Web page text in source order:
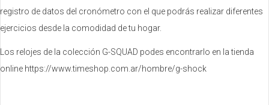
registro de datos del cronómetro con el que podrás realizar diferentes
ejercicios desde la comodidad de tu hogar.
Los relojes de la colección G-SQUAD podes encontrarlo en la tienda
online https://www.timeshop.com.ar/hombre/g-shock